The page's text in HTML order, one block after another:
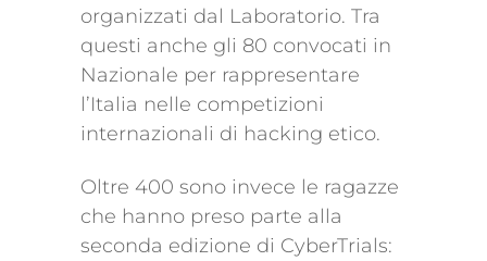
organizzati dal Laboratorio. Tra
questi anche gli 80 convocati in
Nazionale per rappresentare
l’Italia nelle competizioni
internazionali di hacking etico.
Oltre 400 sono invece le ragazze
che hanno preso parte alla
seconda edizione di CyberTrials: